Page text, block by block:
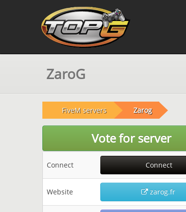
ZaroG
FiveM servers Zarog
Vote for server
Connect Connect
Website zarog.fr